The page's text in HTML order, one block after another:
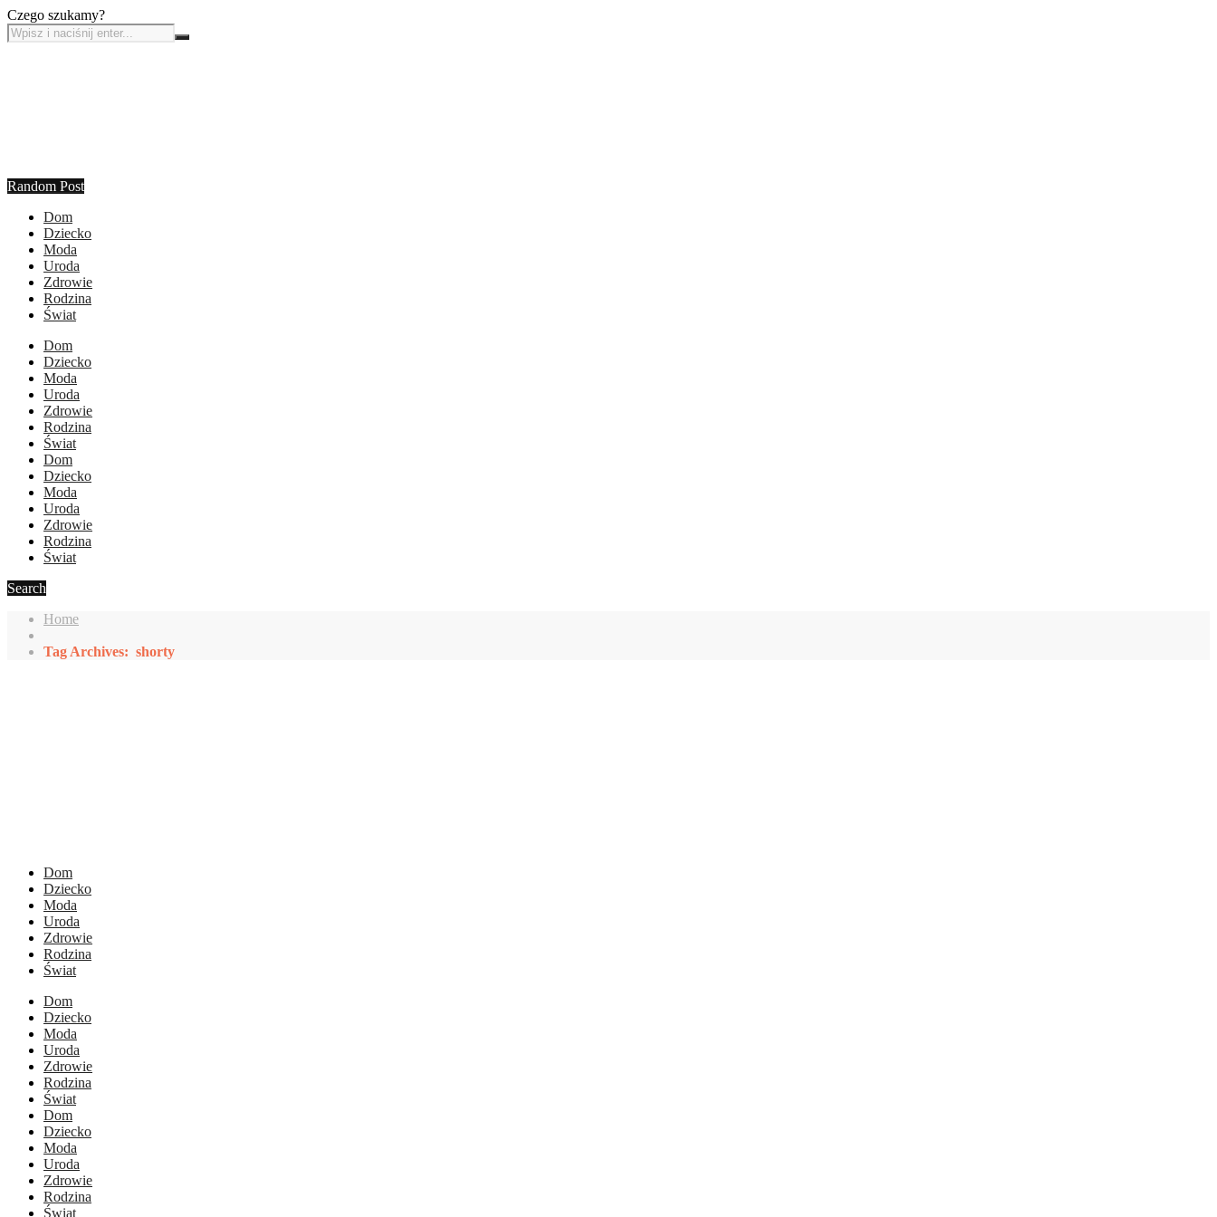
Czego szukamy?
Random Post
Dom
Dziecko
Moda
Uroda
Zdrowie
Rodzina
Świat
Dom
Dziecko
Moda
Uroda
Zdrowie
Rodzina
Świat
Dom
Dziecko
Moda
Uroda
Zdrowie
Rodzina
Świat
Search
Home
Tag Archives: shorty
Dom
Dziecko
Moda
Uroda
Zdrowie
Rodzina
Świat
Dom
Dziecko
Moda
Uroda
Zdrowie
Rodzina
Świat
Dom
Dziecko
Moda
Uroda
Zdrowie
Rodzina
Świat